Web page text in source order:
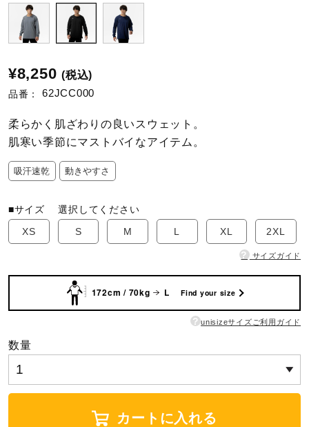
テニス／ソフトテニス
バドミントン
陸上競技
ソフトボール
柔道
ワーキング
¥8,250 (税込)
品番： 62JCC000
柔らかく肌ざわりの良いスウェット。
肌寒い季節にマストバイなアイテム。
吸汗速乾 動きやすさ
■サイズ選択してください
XS
S M L XL 2XL
? サイズガイド
172cm / 70kg L Find your size
? unisizeサイズご利用ガイド
数量
カートに入れる